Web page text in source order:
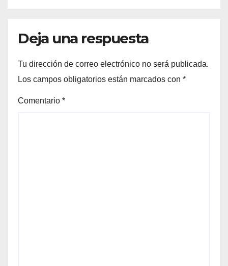
Deja una respuesta
Tu dirección de correo electrónico no será publicada.
Los campos obligatorios están marcados con *
Comentario *